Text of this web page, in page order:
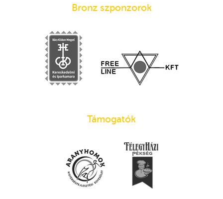
Bronz szponzorok
Támogatók